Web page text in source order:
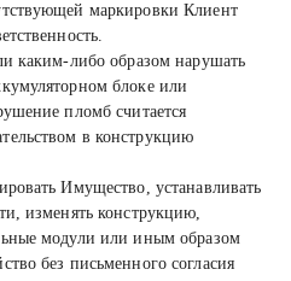
маркировки Клиент
каким-либо образом нарушать
блоке или
пломб считается
в конструкцию
Имущество, устанавливать
изменять конструкцию,
модули или иным образом
без письменного согласия